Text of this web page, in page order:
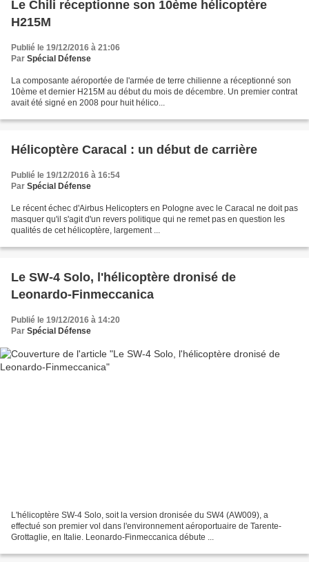
Le Chili réceptionne son 10ème hélicoptère
H215M
Publié le 19/12/2016 à 21:06
Par Spécial Défense
La composante aéroportée de l'armée de terre chilienne a réceptionné son
10ème et dernier H215M au début du mois de décembre. Un premier contrat
avait été signé en 2008 pour huit hélico...
Hélicoptère Caracal : un début de carrière
Publié le 19/12/2016 à 16:54
Par Spécial Défense
Le récent échec d'Airbus Helicopters en Pologne avec le Caracal ne doit pas
masquer qu'il s'agit d'un revers politique qui ne remet pas en question les
qualités de cet hélicoptère, largement ...
Le SW-4 Solo, l'hélicoptère dronisé de
Leonardo-Finmeccanica
Publié le 19/12/2016 à 14:20
Par Spécial Défense
L'hélicoptère SW-4 Solo, soit la version dronisée du SW4 (AW009), a
effectué son premier vol dans l'environnement aéroportuaire de Tarente-
Grottaglie, en Italie. Leonardo-Finmeccanica débute ...